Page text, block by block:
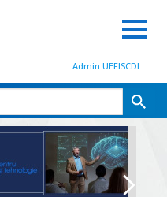
Admin UEFISCDI